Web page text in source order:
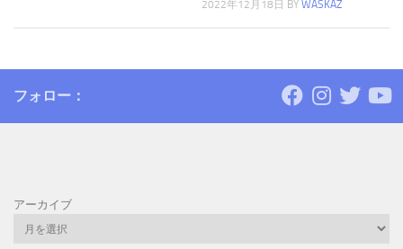
2022年12月18日 BY WASKAZ
フォロー：
アーカイブ